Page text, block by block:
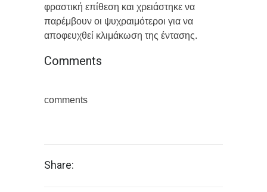
φραστική επίθεση και χρειάστηκε να
παρέμβουν οι ψυχραιμότεροι για να
αποφευχθεί κλιμάκωση της έντασης.
Comments
comments
Share: